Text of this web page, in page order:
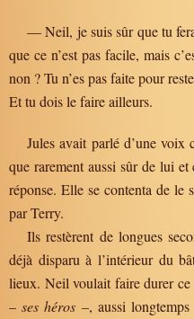
— Neil, je suis sûr que tu
que ce n’est pas facile, mais
non ? Tu n’es pas faite pour
Et tu dois le faire ailleurs.
Jules avait parlé d’une voix
que rarement aussi sûr de lui
réponse. Elle se contenta de le
par Terry.
Ils restèrent de longues
déjà disparu à l’intérieur du
lieux. Neil voulait faire durer ce
–ses héros –, aussi